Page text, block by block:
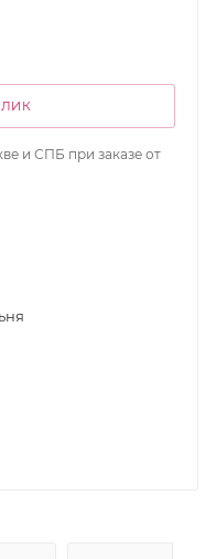
и СПБ при заказе от